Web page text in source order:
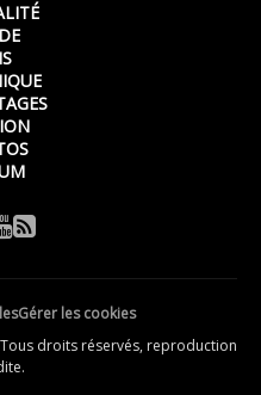
Gérer les cookies
droits réservés, reproduction